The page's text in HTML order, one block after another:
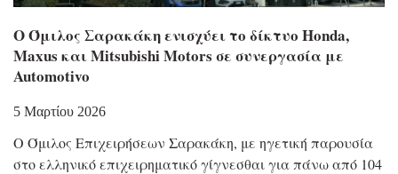
Ο Όμιλος Σαρακάκη ενισχύει το δίκτυο Honda,
Maxus και Mitsubishi Motors σε συνεργασία με
Automotivo
5 Μαρτίου 2026
Ο Όμιλος Επιχειρήσεων Σαρακάκη, με ηγετική παρουσία
στο ελληνικό επιχειρηματικό γίγνεσθαι για πάνω από 104